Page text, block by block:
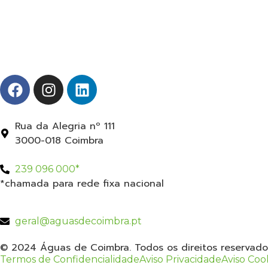
Rua da Alegria nº 111
3000-018 Coimbra
239 096 000*
*chamada para rede fixa nacional
geral@aguasdecoimbra.pt
© 2024 Águas de Coimbra. Todos os direitos
Termos de ConfidencialidadeAviso PrivacidadeAviso